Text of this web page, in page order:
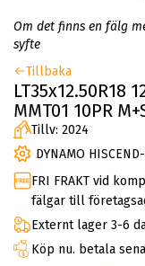
Om det finns en fälg
syfte
Tillbaka
LT35x12.50R18
MMT01 10PR
Tillv: 2024
DYNAMO
FRI FRAKT vid
fälgar till
Externt lager 3-6
Köp nu. betala